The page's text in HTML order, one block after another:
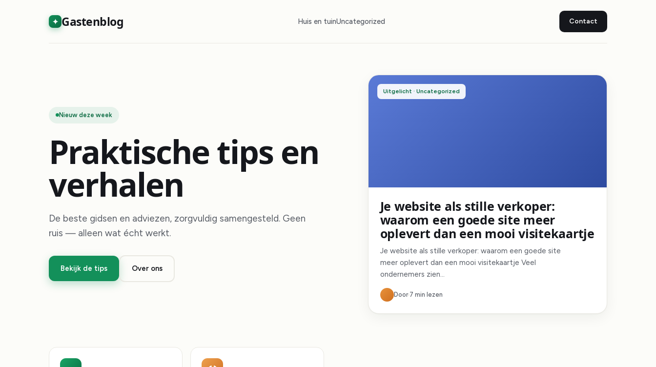
✦ Gastenblog Huis en tuinUncategorized Contact
Nieuw deze week
Praktische tips en
verhalen
De beste gidsen en adviezen, zorgvuldig samengesteld. Geen
ruis — alleen wat écht werkt.
Bekijk de tips Over ons
Uitgelicht · Uncategorized
Je website als stille verkoper:
waarom een goede site meer
oplevert dan een mooi visitekaartje
Je website als stille verkoper: waarom een goede site
meer oplevert dan een mooi visitekaartje Veel
ondernemers zien…
Door 7 min lezen